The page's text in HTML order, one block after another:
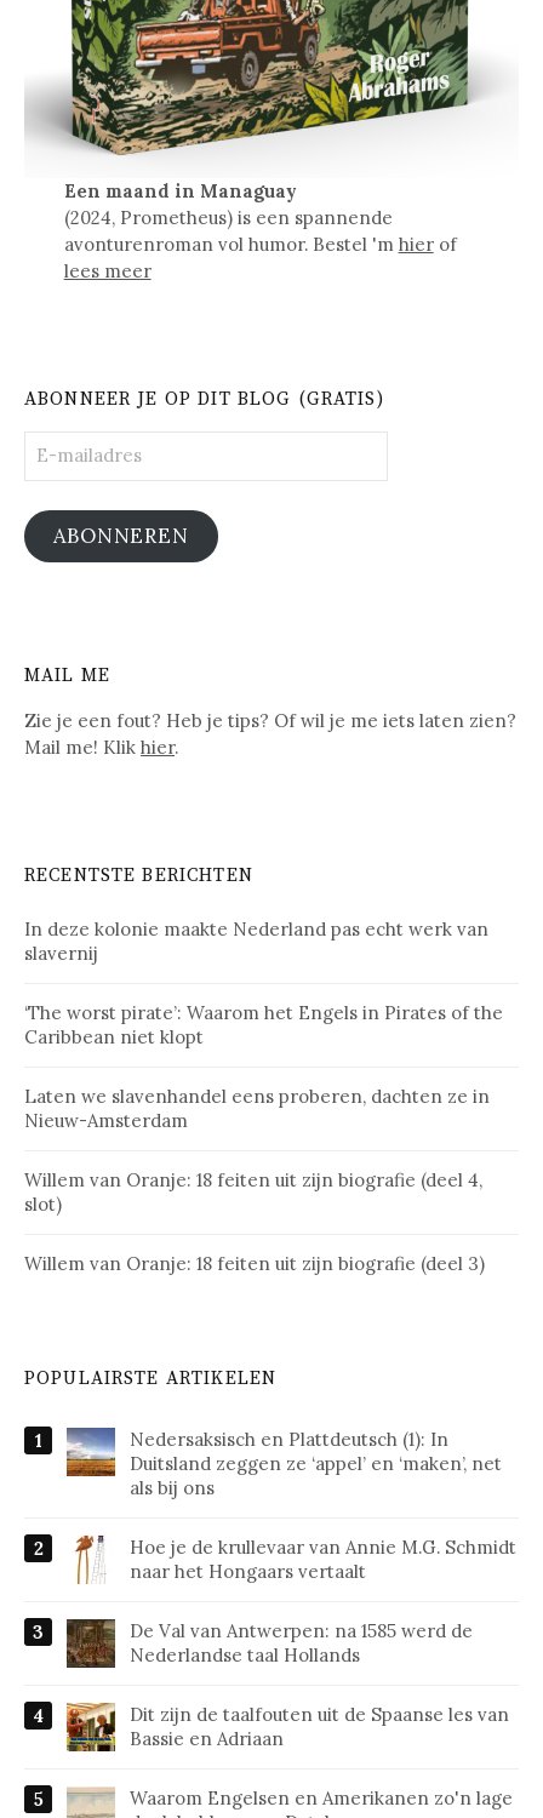
Een maand in Managuay
(2024, Prometheus) is een spannende
avonturenroman vol humor. Bestel 'm hierof
lees meer
ABONNEER JE OP DIT BLOG (GRATIS)
mailadres
ABONNEREN
MAIL ME
Zie je een fout? Heb je tips? Of wil je me iets laten zien?
Mail me! Klik hier.
RECENTSTE BERICHTEN
In deze kolonie maakte Nederland pas echt werk van
slavernij
‘The worst pirate’: Waarom het Engels in Pirates of the
Caribbean niet klopt
Laten we slavenhandel eens proberen, dachten ze in
Nieuw-Amsterdam
Willem van Oranje: 18 feiten uit zijn biografie (deel 4,
slot)
Willem van Oranje: 18 feiten uit zijn biografie (deel 3)
POPULAIRSTE ARTIKELEN
Nedersaksisch en Plattdeutsch (1): In
Duitsland zeggen ze ‘appel’ en ‘maken’, net
als bij ons
Hoe je de krullevaar van Annie M.G. Schmidt
naar het Hongaars vertaalt
De Val van Antwerpen: na 1585 werd de
Nederlandse taal Hollands
Dit zijn de taalfouten uit de Spaanse les van
Bassie en Adriaan
Waarom Engelsen en Amerikanen zo'n lage